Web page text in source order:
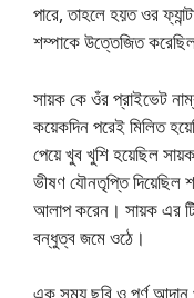
পারে, তাহলে হয়ত ওর
শম্পাকে উত্তেজিত
সায়ক কে ওঁর প্রাইভেট
কয়েকদিন পরেই মিলিত
পেয়ে খুব খুশি হয়েছিল
ভীষণ যৌনতৃপ্তি দিয়েছিল
আলাপ করেন। সায়ক এর
বন্ধুত্ব জমে ওঠে।